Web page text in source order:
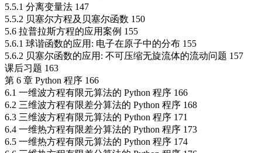
5.5.1 分离变量法 147
5.5.2 贝塞尔方程及贝塞尔函数 150
5.6 拉普拉斯方程的应用案例 155
5.6.1 球谐函数的应用: 电子在原子中的分布 155
5.6.2 贝塞尔函数的应用: 不可压缩无旋流体的流动问题 157
课后习题 163
第 6 章 Python 程序 166
6.1 一维波方程有限元算法的 Python 程序 166
6.2 三维波方程有限差分算法的 Python 程序 168
6.3 三维波方程有限元算法的 Python 程序 171
6.4 一维热方程有限差分算法的 Python 程序 173
6.5 一维热方程有限元算法的 Python 程序 174